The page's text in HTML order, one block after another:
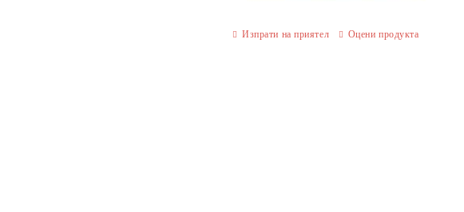
Изпрати на приятел Оцени продукта